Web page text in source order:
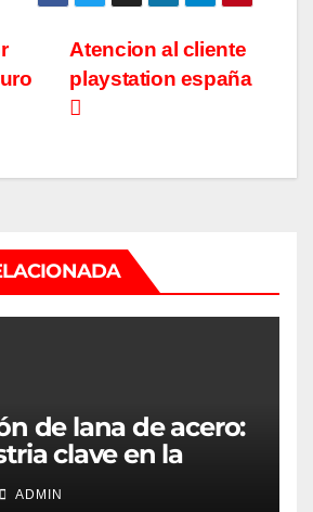
Atencion al cliente
playstation españa
de lana de acero:
clave en la
de materiales
ADMIN